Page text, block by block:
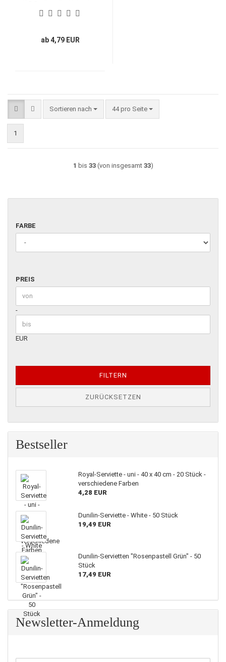
Fabe: creme, grün oder
ab 4,79 EUR
Sortieren nach
Sortieren nach 44 pro Seite
pro Seite
1
1 bis 33(von insgesamt 33)
FARBE
FARBE
PREIS
PREIS
Preis bis
-
EUR
FILTERN
ZURÜCKSETZEN
Bestseller
Royal-Serviette - uni - 40 x 40 cm - 20 Stück -
verschiedene Farben
4,28 EUR
Dunilin-Serviette - White - 50 Stück
19,49 EUR
Dunilin-Servietten "Rosenpastell Grün" - 50
Stück
17,49 EUR
Newsletter-Anmeldung